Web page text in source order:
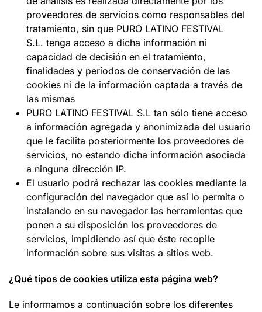
proveedores de servicios como responsables del
tratamiento, sin que PURO LATINO FESTIVAL
S.L. tenga acceso a dicha información ni
capacidad de decisión en el tratamiento,
finalidades y períodos de conservación de las
cookies ni de la información captada a través de
las mismas
PURO LATINO FESTIVAL S.L tan sólo tiene acceso
a información agregada y anonimizada del usuario
que le facilita posteriormente los proveedores de
servicios, no estando dicha información asociada
a ninguna dirección IP.
El usuario podrá rechazar las cookies mediante la
configuración del navegador que así lo permita o
instalando en su navegador las herramientas que
ponen a su disposición los proveedores de
servicios, impidiendo así que éste recopile
información sobre sus visitas a sitios web.
¿Qué tipos de cookies utiliza esta página web?
Le informamos a continuación sobre los diferentes